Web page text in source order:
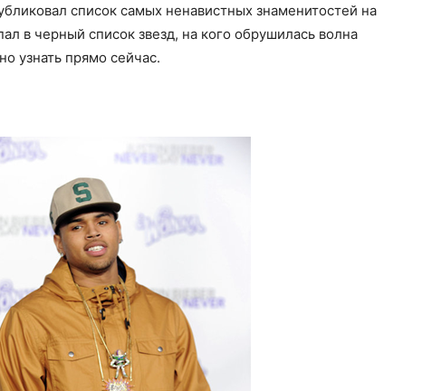
список самых ненавистных знаменитостей на
в черный список звезд, на кого обрушилась волна
узнать прямо сейчас.